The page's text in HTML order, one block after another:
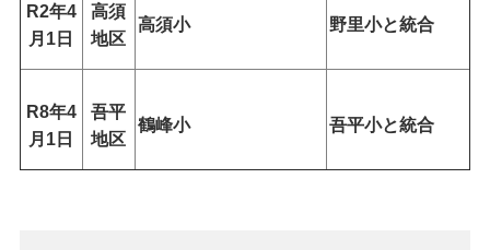
R2年4
月1日
高須
地区
高須小 野里小と統合
R8年4
月1日
吾平
地区
鶴峰小 吾平小と統合